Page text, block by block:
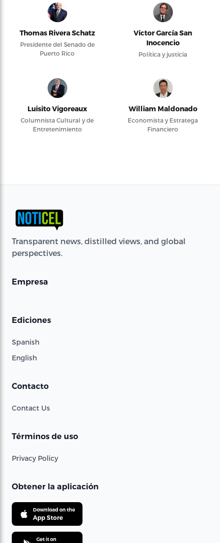
Thomas Rivera Schatz
Presidente del Senado de
Puerto Rico
Víctor García San
Inocencio
Política y justicia
Luisito Vigoreaux
Columnista Cultural y de
Entretenimiento
William Maldonado
Economista y Estratega
Financiero
Transparent news, distilled views, and global
perspectives.
Empresa
Ediciones
Spanish
English
Contacto
Contact Us
Términos de uso
Privacy Policy
Obtener la aplicación
Download on the
App Store
Get it on